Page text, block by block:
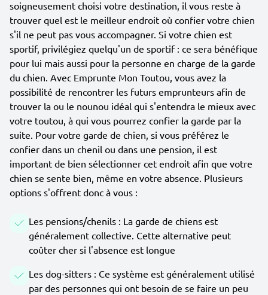
soigneusement choisi votre destination, il vous reste à
trouver quel est le meilleur endroit où confier votre chien
s'il ne peut pas vous accompagner. Si votre chien est
sportif, privilégiez quelqu'un de sportif : ce sera bénéfique
pour lui mais aussi pour la personne en charge de la garde
du chien. Avec Emprunte Mon Toutou, vous avez la
possibilité de rencontrer les futurs emprunteurs afin de
trouver la ou le nounou idéal qui s'entendra le mieux avec
votre toutou, à qui vous pourrez confier la garde par la
suite. Pour votre garde de chien, si vous préférez le
confier dans un chenil ou dans une pension, il est
important de bien sélectionner cet endroit afin que votre
chien se sente bien, même en votre absence. Plusieurs
options s'offrent donc à vous :
Les pensions/chenils : La garde de chiens est
généralement collective. Cette alternative peut
coûter cher si l'absence est longue
Les dog-sitters : Ce système est généralement utilisé
par des personnes qui ont besoin de se faire un peu